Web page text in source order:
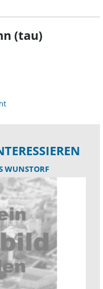
(tau)
WUNSTORF